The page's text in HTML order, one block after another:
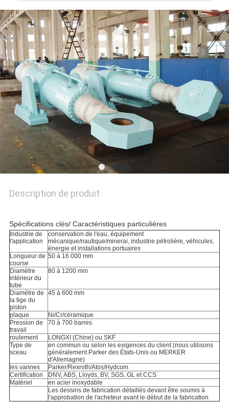
NOUS
CONTACTER
DEMANDEZ
UN DEVIS
PLAN
DU
SITE
DE
CONFIDENTIALITÉ
Description de produit
Spécifications clés/ Caractéristiques particulières
Industrie de
l'application
conservation de l'eau, équipement
mécanique/nautique/minerai, industrie pétrolière, véhicules,
énergie et installations portuaires
Longueur de
course
50 à 16 000 mm
Diamètre
intérieur du
tube
80 à 1200 mm
Diamètre de
la tige du
piston
45 à 600 mm
plaque
Ni/Cr/céramique
Pression de
travail
70 à 700 barres
roulement
LONGXI (Chine) ou SKF
Type de
sceau
en commun ou selon les exigences du client (nous utilisons
généralement Parker des États-Unis ou MERKER
d'Allemagne)
les vannes
Parker/Rexroth/Atos/Hydcom
Certification
DNV, ABS, Lloyds, BV, SGS, GL et CCS
Matériel
en acier inoxydable
Les dessins de fabrication détaillés devant être soumis à
l'approbation de l'acheteur avant le début de la fabrication